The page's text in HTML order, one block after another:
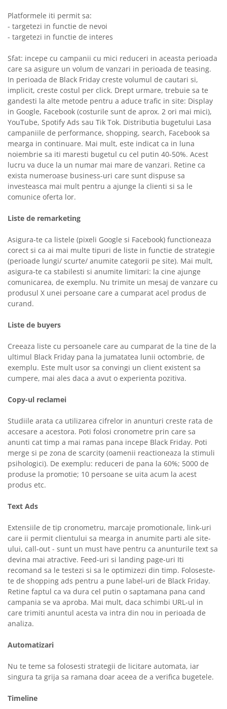
Platformele iti permit sa:
- targetezi in functie de nevoi
- targetezi in functie de interes
Sfat: incepe cu campanii cu mici reduceri in aceasta perioada
care sa asigure un volum de vanzari in perioada de teasing.
In perioada de Black Friday creste volumul de cautari si,
implicit, creste costul per click. Drept urmare, trebuie sa te
gandesti la alte metode pentru a aduce trafic in site: Display
in Google, Facebook (costurile sunt de aprox. 2 ori mai mici),
YouTube, Spotify Ads sau Tik Tok. Distributia bugetului Lasa
campaniile de performance, shopping, search, Facebook sa
mearga in continuare. Mai mult, este indicat ca in luna
noiembrie sa iti maresti bugetul cu cel putin 40-50%. Acest
lucru va duce la un numar mai mare de vanzari. Retine ca
exista numeroase business-uri care sunt dispuse sa
investeasca mai mult pentru a ajunge la clienti si sa le
comunice oferta lor.
Liste de remarketing
Asigura-te ca listele (pixeli Google si Facebook) functioneaza
corect si ca ai mai multe tipuri de liste in functie de strategie
(perioade lungi/ scurte/ anumite categorii pe site). Mai mult,
asigura-te ca stabilesti si anumite limitari: la cine ajunge
comunicarea, de exemplu. Nu trimite un mesaj de vanzare cu
produsul X unei persoane care a cumparat acel produs de
curand.
Liste de buyers
Creeaza liste cu persoanele care au cumparat de la tine de la
ultimul Black Friday pana la jumatatea lunii octombrie, de
exemplu. Este mult usor sa convingi un client existent sa
cumpere, mai ales daca a avut o experienta pozitiva.
Copy-ul reclamei
Studiile arata ca utilizarea cifrelor in anunturi creste rata de
accesare a acestora. Poti folosi cronometre prin care sa
anunti cat timp a mai ramas pana incepe Black Friday. Poti
merge si pe zona de scarcity (oamenii reactioneaza la stimuli
psihologici). De exemplu: reduceri de pana la 60%; 5000 de
produse la promotie; 10 persoane se uita acum la acest
produs etc.
Text Ads
Extensiile de tip cronometru, marcaje promotionale, link-uri
care ii permit clientului sa mearga in anumite parti ale site-
ului, call-out - sunt un must have pentru ca anunturile text sa
devina mai atractive. Feed-uri si landing page-uri Iti
recomand sa le testezi si sa le optimizezi din timp. Foloseste-
te de shopping ads pentru a pune label-uri de Black Friday.
Retine faptul ca va dura cel putin o saptamana pana cand
campania se va aproba. Mai mult, daca schimbi URL-ul in
care trimiti anuntul acesta va intra din nou in perioada de
analiza.
Automatizari
Nu te teme sa folosesti strategii de licitare automata, iar
singura ta grija sa ramana doar aceea de a verifica bugetele.
Timeline